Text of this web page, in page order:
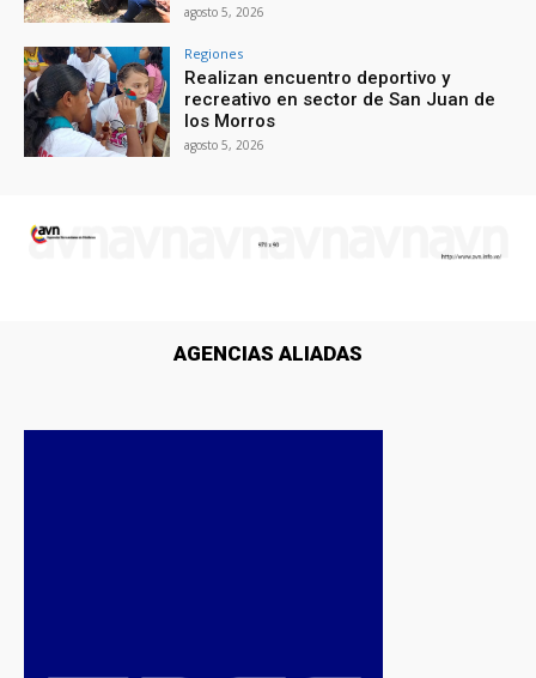
agosto 5, 2026
Regiones
Realizan encuentro deportivo y
recreativo en sector de San Juan de
los Morros
agosto 5, 2026
AGENCIAS ALIADAS